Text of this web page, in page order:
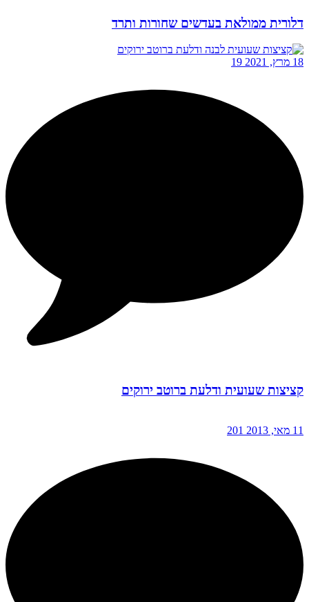
דלורית ממולאת בעדשים שחורות ותרד
18 מרץ, 2021 19
קציצות שעועית ודלעת ברוטב ירוקים
11 מאי, 2013 201